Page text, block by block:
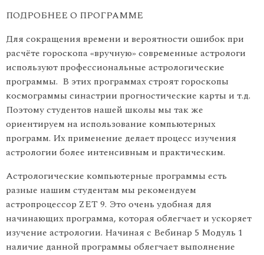
ПОДРОБНЕЕ О ПРОГРАММЕ
Для сокращения времени и вероятности ошибок при
расчёте гороскопа «вручную» современные астрологи
используют профессиональные астрологические
программы. В этих программах строят гороскопы
космограммы синастрии прогностические карты и т.д.
Поэтому студентов нашей школы мы так же
ориентируем на использование компьютерных
программ. Их применение делает процесс изучения
астрологии более интенсивным и практическим.
Астрологические компьютерные программы есть
разные нашим студентам мы рекомендуем
астропроцессор ZET 9. Это очень удобная для
начинающих программа, которая облегчает и ускоряет
изучение астрологии. Начиная с Вебинар 5 Модуль 1
наличие данной программы облегчает выполнение